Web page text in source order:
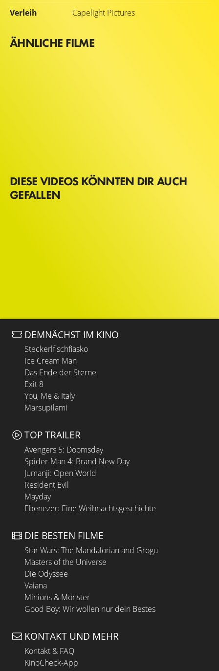
Verleih
Capelight Pictures
ÄHNLICHE FILME
DIESE VIDEOS KÖNNTEN DIR AUCH
GEFALLEN
DEMNÄCHST IM KINO
Steckerlfischfiasko
Ice Cream Man
Das Ende der Sterne
Exit 8
You, Me & Italy
Marsupilami
TOP TRAILER
Avengers 5: Doomsday
Spider-Man 4: Brand New Day
Jumanji: Open World
Resident Evil
Mayday
Ebenezer: Eine Weihnachtsgeschichte
DIE BESTEN FILME
Star Wars: The Mandalorian and Grogu
Masters of the Universe
Die Odyssee
Vaiana
Minions & Monster
Good Boy: Wir wollen nur dein Bestes
KONTAKT UND MEHR
Kontakt & FAQ
KinoCheck-App